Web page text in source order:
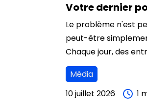
Votre dernier
Le problème n'est
peut-être
Chaque jour, des
vidéos, des
qualité. Elles publient
attendent que la
Média
10 juillet 2026
1